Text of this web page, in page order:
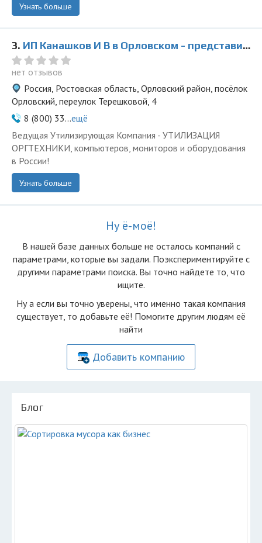
Узнать больше
3. ИП Канашков И В в Орловском - представитель ООО Ведущая Утилизирующая Компания
нет отзывов
Россия, Ростовская область, Орловский район, посёлок
Орловский, переулок Терешковой, 4
8 (800) 33...ещё
Ведущая Утилизирующая Компания - УТИЛИЗАЦИЯ
ОРГТЕХНИКИ, компьютеров, мониторов и оборудования
в России!
Узнать больше
Ну ё-моё!
В нашей базе данных больше не осталоcь компаний с
параметрами, которые вы задали. Поэкспериментируйте с
другими параметрами поиска. Вы точно найдете то, что
ищите.
Ну а если вы точно уверены, что именно такая компания
существует, то добавьте её! Помогите другим людям её
найти
Добавить компанию
Блог